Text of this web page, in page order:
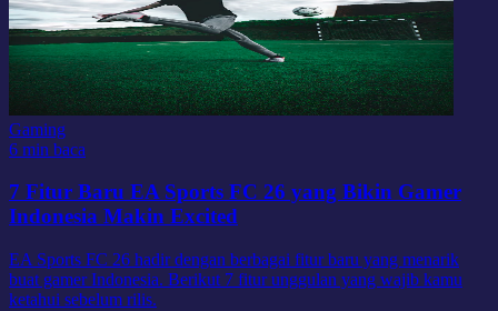
Gaming
6 min baca
7 Fitur Baru EA Sports FC 26 yang Bikin Gamer
Indonesia Makin Excited
EA Sports FC 26 hadir dengan berbagai fitur baru yang menarik
buat gamer Indonesia. Berikut 7 fitur unggulan yang wajib kamu
ketahui sebelum rilis.